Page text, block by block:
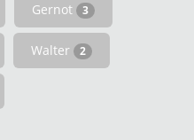
Gernot 3
Walter 2